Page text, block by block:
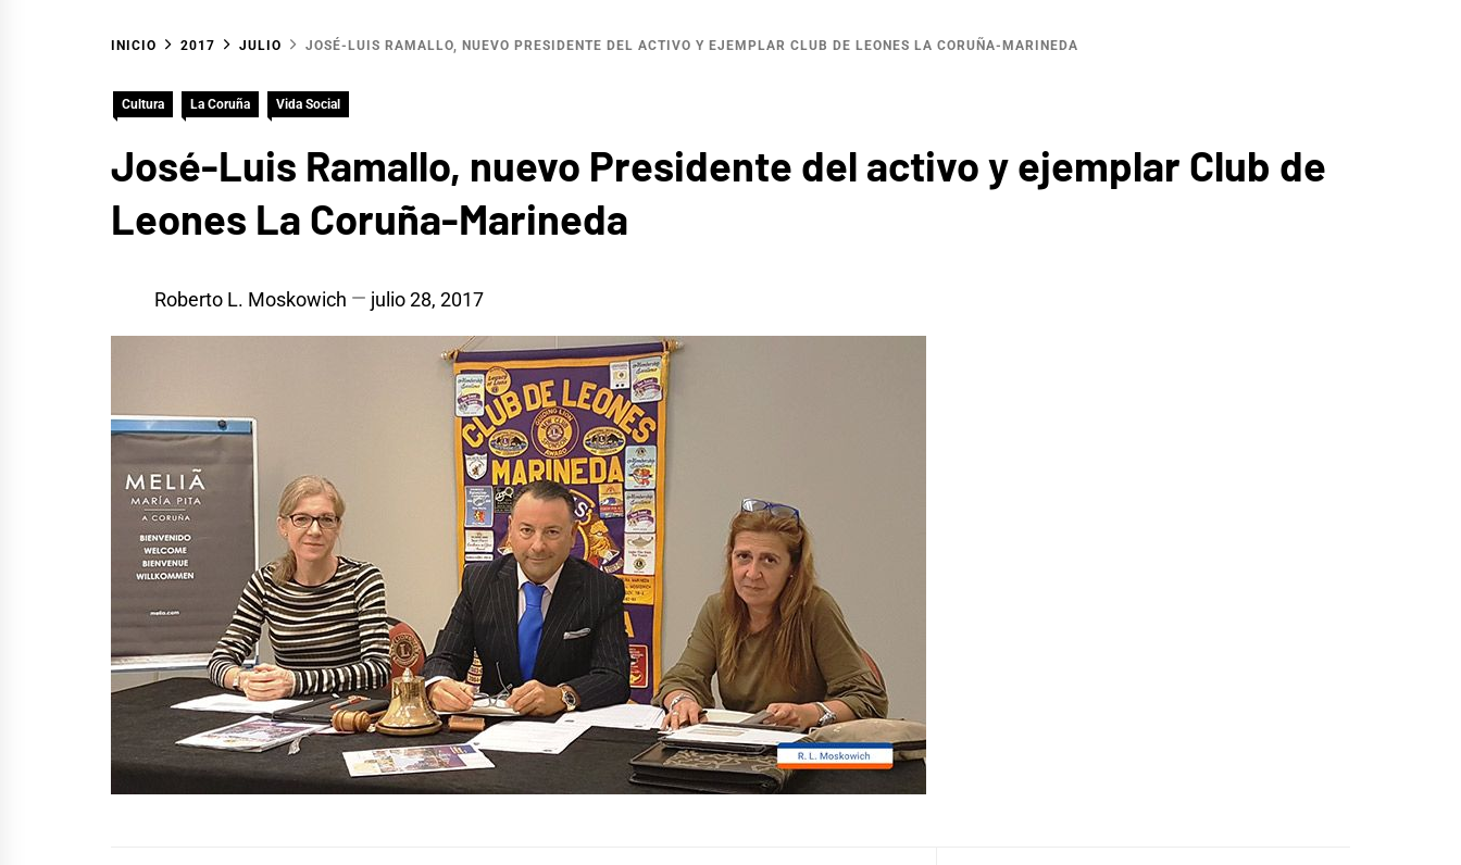
INICIO 2017 JULIO JOSÉ-LUIS RAMALLO, NUEVO PRESIDENTE DEL ACTIVO Y EJEMPLAR CLUB DE LEONES LA CORUÑA-MARINEDA
Cultura La Coruña Vida Social
José-Luis Ramallo, nuevo Presidente del activo y ejemplar Club de
Leones La Coruña-Marineda
Roberto L. Moskowich julio 28, 2017